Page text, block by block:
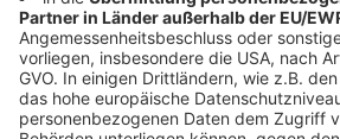
Ahrtal und Münster. Der Titel:
bei der Energiewende“. Dieses
ist Teil der langjährigen
Nordrhein-Westfalen und dem US-
Minnesota und flankiert die